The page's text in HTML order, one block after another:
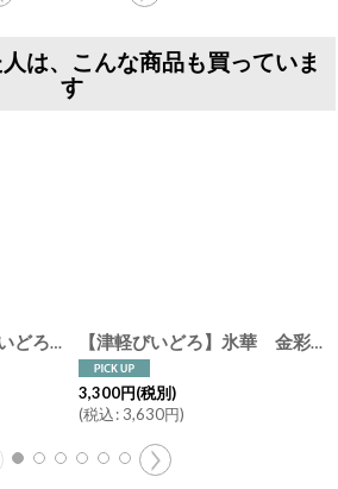
は、こんな商品も買っていま
す
ネコポス対応【津軽びいどろ】ガラス 箸置き ねぶた /NEBUTA/レスト/カトラリーレスト/はしおき/手作り/ねぶた祭り/ガラス食器/石塚硝子/アデリア/日本製 【津軽びいどろ】氷華 金彩ロックグラス 麦 雫 宵 霧 ガラス食器 石塚硝子 アデリア 日本製 ウィスキー 焼酎 タンブラー ビール
3,300円(税別)
(税込: 3,630円)